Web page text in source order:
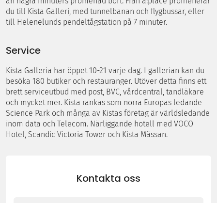
du till Kista Galleri, med tunnelbanan och flygbussar, eller
till Helenelunds pendeltågstation på 7 minuter.
Service
Kista Galleria har öppet 10-21 varje dag. I gallerian kan du
besöka 180 butiker och restauranger. Utöver detta finns ett
brett serviceutbud med post, BVC, vårdcentral, tandläkare
och mycket mer. Kista rankas som norra Europas ledande
Science Park och många av Kistas företag är världsledande
inom data och Telecom. Närliggande hotell med VOCO
Hotel, Scandic Victoria Tower och Kista Mässan.
Kontakta oss